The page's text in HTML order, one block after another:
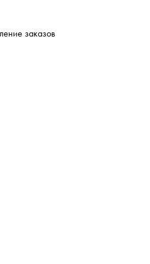
заказов